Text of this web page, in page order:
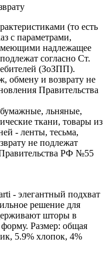
(то есть
с параметрами,
надлежащее
согласно Ст.
(ЗоЗПП).
обмену и возврату не
Правительства
льняные,
ткани, товары из
- ленты, тесьма,
не подлежат
РФ №55
- элегантный подхват
решение для
шторы в
Размер: общая
5.9% хлопок, 4%